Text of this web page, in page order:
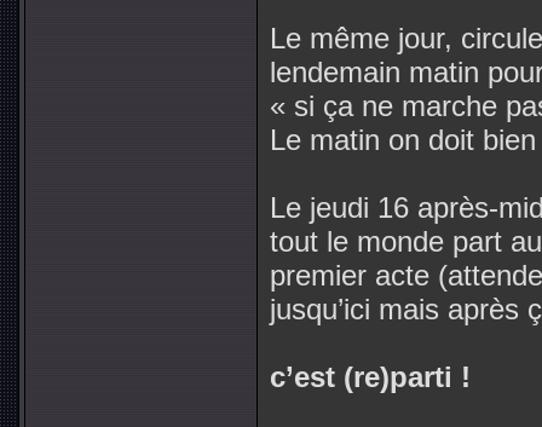
Le même jour,
lendemain matin
« si ça ne marche
Le matin on doit
Le jeudi 16 après-
tout le monde part
premier acte
jusqu’ici mais après
c’est (re)parti !